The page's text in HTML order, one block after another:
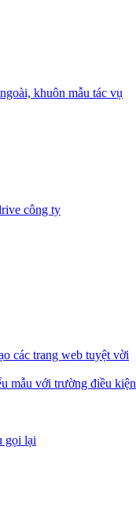
khuôn mẫu tác vụ
công ty
các trang web tuyệt vời
mẫu với trường điều kiện
gọi lại